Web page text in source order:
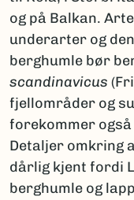
og på Balkan.
underarter og
berghumle bør
scandinavicus
fjellområder og
forekommer
Detaljer omkring
dårlig kjent fordi
berghumle og